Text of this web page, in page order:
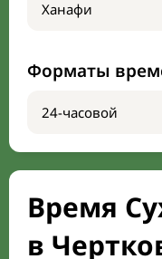
Форматы
Время
в